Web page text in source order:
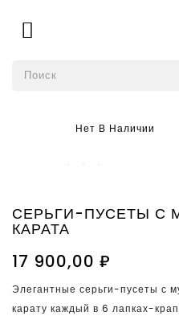

Нет В Наличии
СЕРЬГИ-ПУСЕТЫ С
КАРАТА
17 900,00 ₽
Элегантные серьги-пусеты с
карату каждый в 6 лапках-